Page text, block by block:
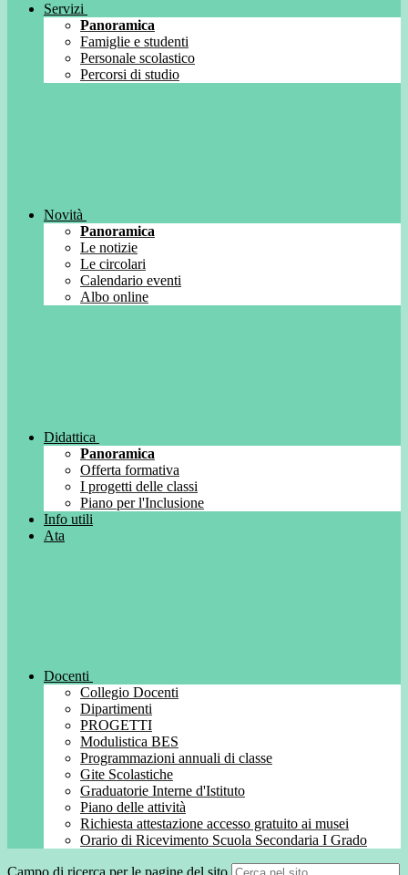
Servizi
Panoramica
Famiglie e studenti
Personale scolastico
Percorsi di studio
Novità
Panoramica
Le notizie
Le circolari
Calendario eventi
Albo online
Didattica
Panoramica
Offerta formativa
I progetti delle classi
Piano per l'Inclusione
Info utili
Ata
Docenti
Collegio Docenti
Dipartimenti
PROGETTI
Modulistica BES
Programmazioni annuali di classe
Gite Scolastiche
Graduatorie Interne d'Istituto
Piano delle attività
Richiesta attestazione accesso gratuito ai musei
Orario di Ricevimento Scuola Secondaria I Grado